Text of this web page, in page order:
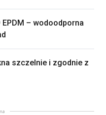
– wodoodporna
szczelnie i zgodnie z